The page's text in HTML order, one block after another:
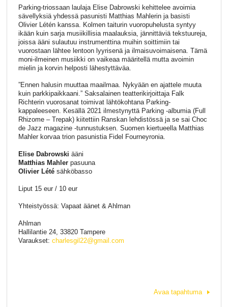
Parking-triossaan laulaja Elise Dabrowski kehittelee avoimia
sävellyksiä yhdessä pasunisti Matthias Mahlerin ja basisti
Olivier Létén kanssa. Kolmen taiturin vuoropuhelusta syntyy
ikään kuin sarja musiikillisia maalauksia, jännittäviä tekstuureja,
joissa ääni sulautuu instrumenttina muihin soittimiin tai
vuorostaan lähtee lentoon lyyrisenä ja ilmaisuvoimaisena. Tämä
moni-ilmeinen musiikki on vaikeaa määritellä mutta avoimin
mielin ja korvin helposti lähestyttäväa.
”Ennen halusin muuttaa maailmaa. Nykyään en ajattele muuta
kuin parkkipaikkaani.” Saksalainen teatterikirjoittaja Falk
Richterin vuorosanat toimivat lähtökohtana Parking-
kappaleeseen. Kesällä 2021 ilmestynyttä Parking -albumia (Full
Rhizome – Trepak) kiitettiin Ranskan lehdistössä ja se sai Choc
de Jazz magazine -tunnustuksen. Suomen kiertueella Matthias
Mahler korvaa trion pasunistia Fidel Fourneyronia.
Elise Dabrowski ääni
Matthias Mahlerpasuuna
Olivier Létésähköbasso
Liput 15 eur / 10 eur
Yhteistyössä: Vapaat äänet & Ahlman
Ahlman
Hallilantie 24, 33820 Tampere
Varaukset: charlesgil22@gmail.com
Avaa tapahtuma